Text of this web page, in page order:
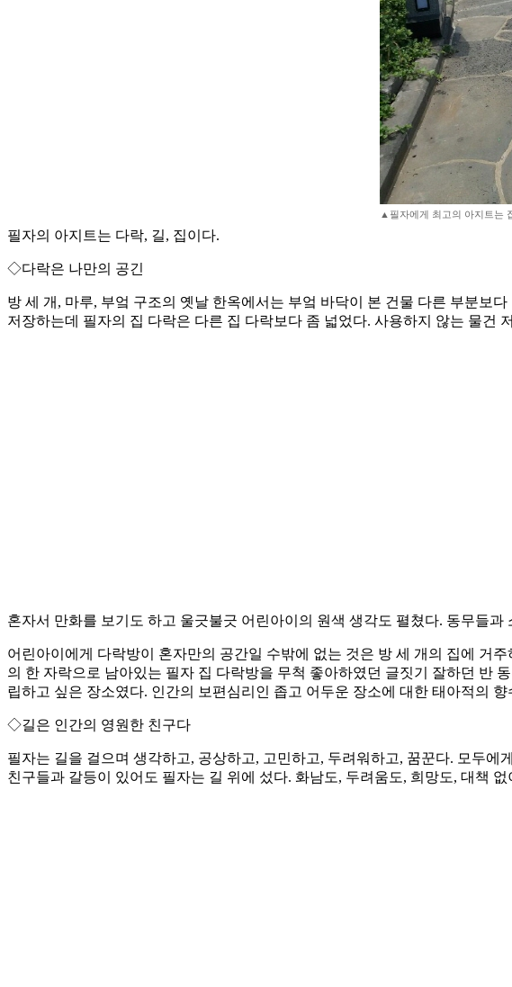
▲필자에게 최고의 아지트는
필자의 아지트는 다락, 길, 집이다.
◇다락은 나만의 공긴
방 세 개, 마루, 부엌 구조의 옛날 한옥에서는 부엌 바닥이 본 건물 다른 부분보
저장하는데 필자의 집 다락은 다른 집 다락보다 좀 넓었다. 사용하지 않는 물건
혼자서 만화를 보기도 하고 울긋불긋 어린아이의 원색 생각도 펼쳤다. 동무들과
어린아이에게 다락방이 혼자만의 공간일 수밖에 없는 것은 방 세 개의 집에 거
의 한 자락으로 남아있는 필자 집 다락방을 무척 좋아하였던 글짓기 잘하던 반
립하고 싶은 장소였다. 인간의 보편심리인 좁고 어두운 장소에 대한 태아적의 향
◇길은 인간의 영원한 친구다
필자는 길을 걸으며 생각하고, 공상하고, 고민하고, 두려워하고, 꿈꾼다. 모두
친구들과 갈등이 있어도 필자는 길 위에 섰다. 화남도, 두려움도, 희망도, 대책